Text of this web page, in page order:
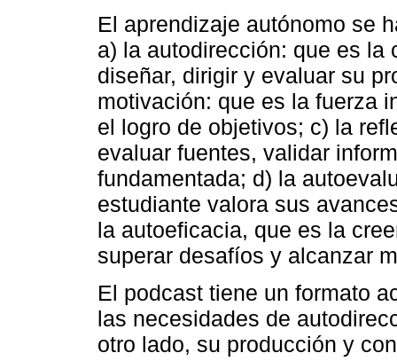
El aprendizaje autónomo se
a) la autodirección: que es la
diseñar, dirigir y evaluar su
motivación: que es la fuerza
el logro de objetivos; c) la
evaluar fuentes, validar
fundamentada; d) la
estudiante valora sus
la autoeficacia, que es la
superar desafíos y alcanzar
El podcast tiene un formato
las necesidades de
otro lado, su producción y